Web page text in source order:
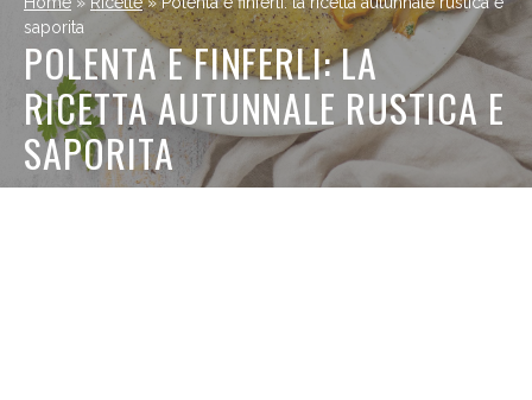
saporita
POLENTA E FINFERLI: LA
RICETTA AUTUNNALE RUSTICA E
SAPORITA